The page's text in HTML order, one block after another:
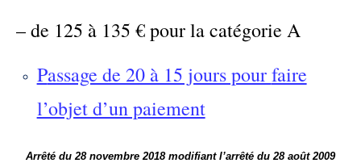
– de 125 à 135 € pour la catégorie A
Passage de 20 à 15 jours pourfaire
l’objet d’un paiement
Arrêté du 28 novembre 2018 modifiant l’arrêté du 28 août 2009